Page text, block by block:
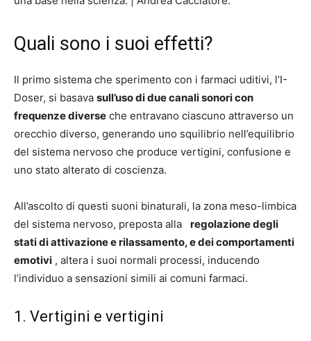
Quali sono i suoi effetti?
Il primo sistema che sperimento con i farmaci uditivi, l’I-
Doser, si basava sull’uso di due canali sonori con
frequenze diverse che entravano ciascuno attraverso un
orecchio diverso, generando uno squilibrio nell’equilibrio
del sistema nervoso che produce vertigini, confusione e
uno stato alterato di coscienza.
All’ascolto di questi suoni binaturali, la zona meso-limbica
del sistema nervoso, preposta alla regolazione degli
stati di attivazione e rilassamento, e dei comportamenti
emotivi , altera i suoi normali processi, inducendo
l’individuo a sensazioni simili ai comuni farmaci.
1. Vertigini e vertigini